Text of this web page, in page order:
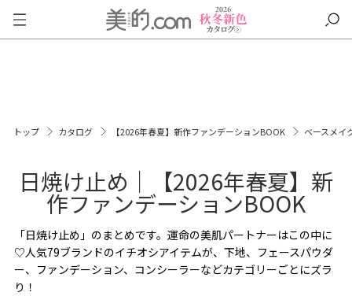
トップ カタログ 【2026年春夏】新作ファンデーションBOOK ベースメイ
日焼け止め｜【2026年春夏】新
作ファンデーションBOOK
「日焼け止め」のまとめです。運命の美肌パートナーはこの中に
♡人気79ブランドのイチオシアイテムが、下地、フェースパウダ
ー、ファンデーション、コンシーラーなどカテゴリーごとにズラ
り！